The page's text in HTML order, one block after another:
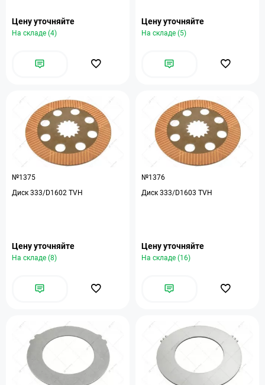
Цену уточняйте
На складе (4)
Цену уточняйте
На складе (5)
№1375
Диск 333/D1602 TVH
Цену уточняйте
На складе (8)
№1376
Диск 333/D1603 TVH
Цену уточняйте
На складе (16)